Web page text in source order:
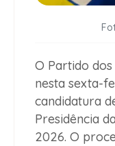
O Partido
nesta sexta-
candidatura
Presidência
2026. O